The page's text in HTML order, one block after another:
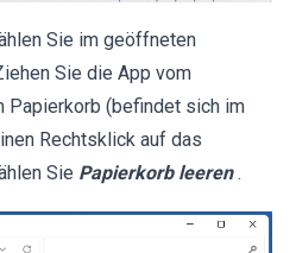
Sie im geöffneten
Sie die App vom
Papierkorb (befindet sich im
Rechtsklick auf das
Sie Papierkorb leeren .